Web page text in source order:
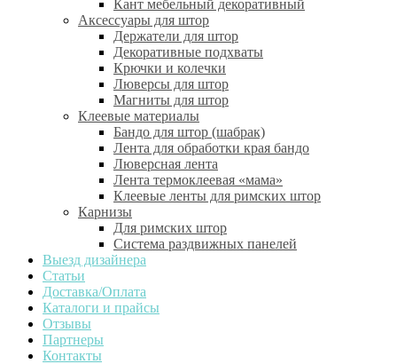
Кант мебельный декоративный
Аксессуары для штор
Держатели для штор
Декоративные подхваты
Крючки и колечки
Люверсы для штор
Магниты для штор
Клеевые материалы
Бандо для штор (шабрак)
Лента для обработки края бандо
Люверсная лента
Лента термоклеевая «мама»
Клеевые ленты для римских штор
Карнизы
Для римских штор
Система раздвижных панелей
Выезд дизайнера
Статьи
Доставка/Оплата
Каталоги и прайсы
Отзывы
Партнеры
Контакты